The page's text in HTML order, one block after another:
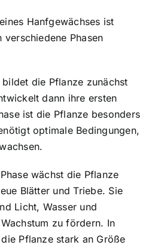
Hanfgewächses ist
Phasen
die Pflanze zunächst
dann ihre ersten
ist die Pflanze besonders
optimale Bedingungen,
wächst die Pflanze
Blätter und Triebe. Sie
Licht, Wasser und
zu fördern. In
Pflanze stark an Größe